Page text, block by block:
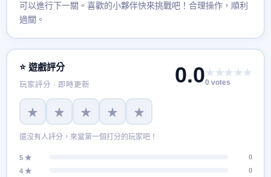
可以進行下一關。喜歡的小夥伴快來挑戰吧！合理操作，順利
過關。
⭐ 遊戲評分
玩家評分 · 即時更新 0.0★★★★★
0 votes
★ ★ ★ ★ ★
還沒有人評分，來當第一個打分的玩家吧！
5 ★
0
4 ★
0